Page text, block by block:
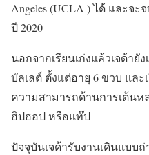
Angeles (UCLA ) ได้ และจ
ปี 2020
นอกจากเรียนเก่งแล้วเจด้ายั
บัลเลต์ ตั้งแต่อายุ 6 ขวบ แล
ความสามารถด้านการเต้นห
ฮิปฮอป หรือแท๊ป
ปัจจุบันเจด้ารับงานเดินแบบ